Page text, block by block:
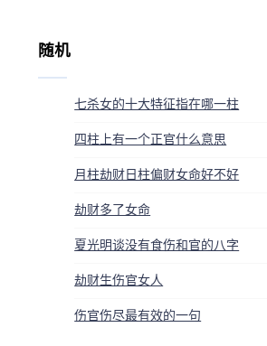
随机
七杀女的十大特征指在哪一柱
四柱上有一个正官什么意思
月柱劫财日柱偏财女命好不好
劫财多了女命
夏光明谈没有食伤和官的八字
劫财生伤官女人
伤官伤尽最有效的一句